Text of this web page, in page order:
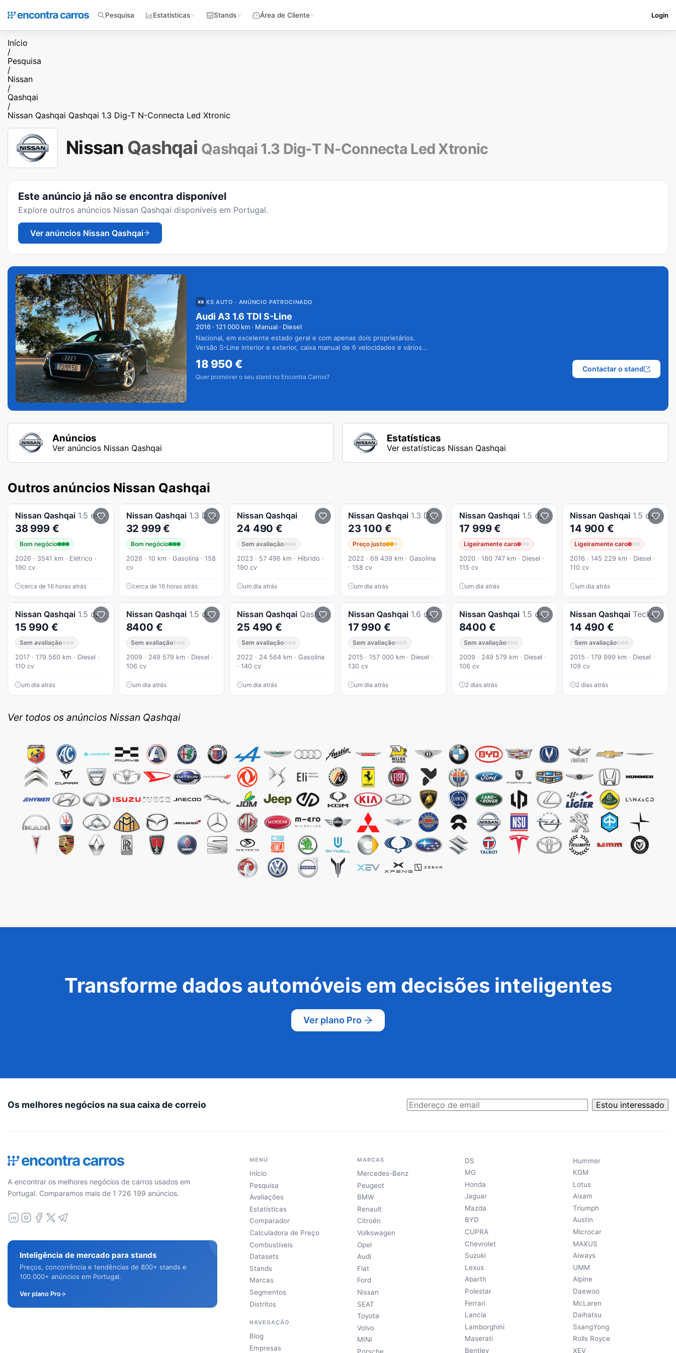
Pesquisa Estatísticas Stands Área de Cliente Login
Início
/
Pesquisa
/
Nissan
/
Qashqai
/
Nissan Qashqai Qashqai 1.3 Dig-T N-Connecta Led Xtronic
Nissan Qashqai Qashqai 1.3 Dig-T N-Connecta Led Xtronic
Este anúncio já não se encontra disponível
Explore outros anúncios Nissan Qashqai disponíveis em Portugal.
Ver anúncios Nissan Qashqai
XS AUTO · ANÚNCIO PATROCINADO
Audi A3 1.6 TDI S-Line
2016 · 121 000 km · Manual · Diesel
Nacional, em excelente estado geral e com apenas dois proprietários.
Versão S-Line interior e exterior, caixa manual de 6 velocidades e vários
18 950€
Quer promover o seu stand no Encontra Carros?
Contactar o stand
Anúncios
Ver anúncios Nissan Qashqai
Estatísticas
Ver estatísticas Nissan Qashqai
Outros anúncios Nissan Qashqai
Nissan Qashqai 1.5 e-Power Evolve
38 999 €
Bom negócio
2026 · 3541 km · Elétrico ·
190 cv
cerca de 16 horas atrás
Nissan Qashqai 1.3 DIG-T N-Connecta LED Xtronic
32 999 €
Bom negócio
2026 · 10 km · Gasolina · 158
cv
cerca de 16 horas atrás
Nissan Qashqai
24 490 €
Sem avaliação
2023 · 57 496 km · Híbrido ·
190 cv
um dia atrás
Nissan Qashqai 1.3 DIG-T N-Connecta Xtronic
23 100 €
Preço justo
2022 · 69 439 km · Gasolina
· 158 cv
um dia atrás
Nissan Qashqai 1.5 dCi N-Connecta
17 999 €
Ligeiramente caro
2020 · 180 747 km · Diesel ·
115 cv
um dia atrás
Nissan Qashqai 1.5 dCi N-Connecta 18
14 900 €
Ligeiramente caro
2016 · 145 229 km · Diesel ·
110 cv
um dia atrás
Nissan Qashqai 1.5 dCi Tekna Premium
15 990 €
Sem avaliação
2017 · 179 560 km · Diesel ·
110 cv
um dia atrás
Nissan Qashqai 1.5 dCi Acenta
8400 €
Sem avaliação
2009 · 249 579 km · Diesel ·
106 cv
um dia atrás
Nissan Qashqai Qashqai 1.3 DIG-T Tekna
25 490 €
Sem avaliação
2022 · 24 564 km · Gasolina
· 140 cv
um dia atrás
Nissan Qashqai 1.6 dCi N-Connecta 18 Xtronic
17 990 €
Sem avaliação
2015 · 157 000 km · Diesel ·
130 cv
um dia atrás
Nissan Qashqai 1.5 dCi Acenta
8400 €
Sem avaliação
2009 · 249 579 km · Diesel ·
106 cv
2 dias atrás
Nissan Qashqai Teckna Premium
14 490 €
Sem avaliação
2015 · 179 999 km · Diesel ·
109 cv
2 dias atrás
Ver todos os anúncios Nissan Qashqai
Transforme dados automóveis em decisões inteligentes
Ver plano Pro
Os melhores negócios na sua caixa de correio Estou interessado
A encontrar os melhores negócios de carros usados em
Portugal. Comparamos mais de 1 726 199 anúncios.
Inteligência de mercado para stands
Preços, concorrência e tendências de 800+ stands e
100.000+ anúncios em Portugal.
Ver plano Pro
MENU
Início
Pesquisa
Avaliações
Estatísticas
Comparador
Calculadora de Preço
Combustíveis
Datasets
Stands
Marcas
Segmentos
Distritos
NAVEGAÇÃO
Blog
Empresas
MARCAS
Mercedes-Benz
Peugeot
BMW
Renault
Citroën
Volkswagen
Opel
Audi
Fiat
Ford
Nissan
SEAT
Toyota
Volvo
MINI
DS
MG
Honda
Jaguar
Mazda
BYD
CUPRA
Chevrolet
Suzuki
Lexus
Abarth
Polestar
Ferrari
Lancia
Lamborghini
Maserati
Bentley
Hummer
KGM
Lotus
Aixam
Triumph
Austin
Microcar
MAXUS
Aiways
UMM
Alpine
Daewoo
McLaren
Daihatsu
SsangYong
Rolls Royce
XEV